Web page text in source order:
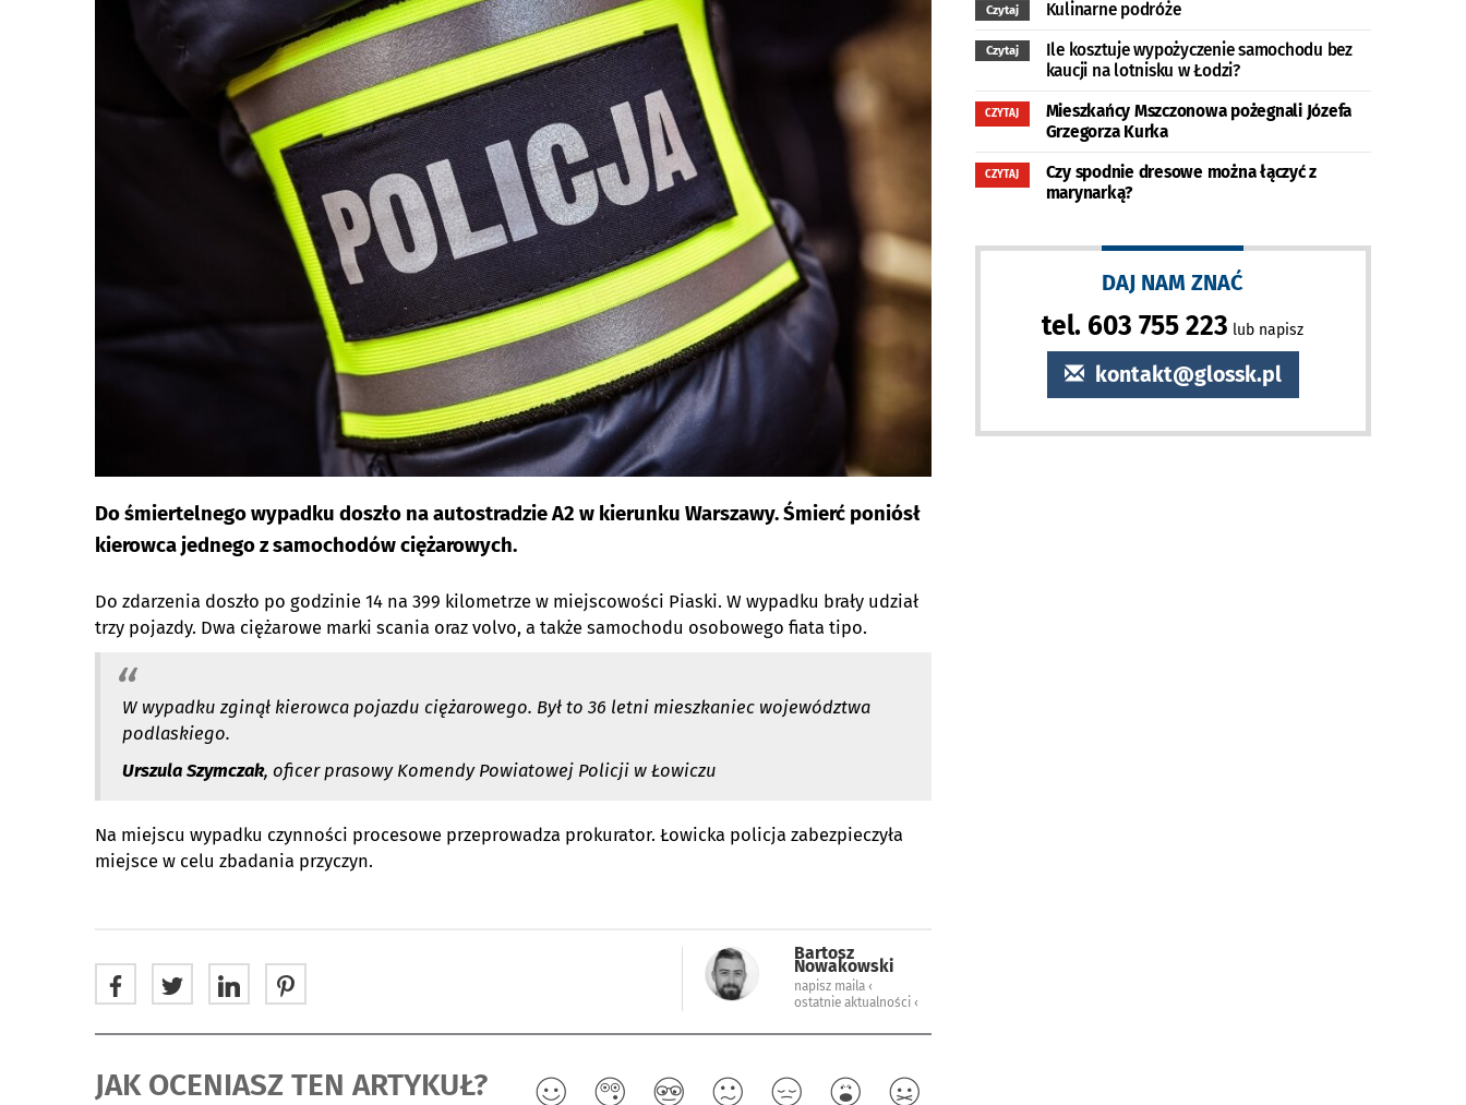
Do śmiertelnego wypadku doszło na autostradzie A2 w kierunku Warszawy. Śmierć poniósł
kierowca jednego z samochodów ciężarowych.
Do zdarzenia doszło po godzinie 14 na 399 kilometrze w miejscowości Piaski. W wypadku brały udział
trzy pojazdy. Dwa ciężarowe marki scania oraz volvo, a także samochodu osobowego fiata tipo.
W wypadku zginął kierowca pojazdu ciężarowego. Był to 36 letni mieszkaniec województwa
podlaskiego.
Urszula Szymczak, oficer prasowy Komendy Powiatowej Policji w Łowiczu
Na miejscu wypadku czynności procesowe przeprowadza prokurator. Łowicka policja zabezpieczyła
miejsce w celu zbadania przyczyn.
Bartosz
Nowakowski
napisz maila ‹
ostatnie aktualności ‹
JAK OCENIASZ TEN ARTYKUŁ?
Czytaj Kulinarne podróże
Czytaj
Ile kosztuje wypożyczenie samochodu bez
kaucji na lotnisku w Łodzi?
CZYTAJ
Mieszkańcy Mszczonowa pożegnali Józefa
Grzegorza Kurka
CZYTAJ
Czy spodnie dresowe można łączyć z
marynarką?
DAJ NAM ZNAĆ
tel. 603 755 223 lub napisz
kontakt@glossk.pl